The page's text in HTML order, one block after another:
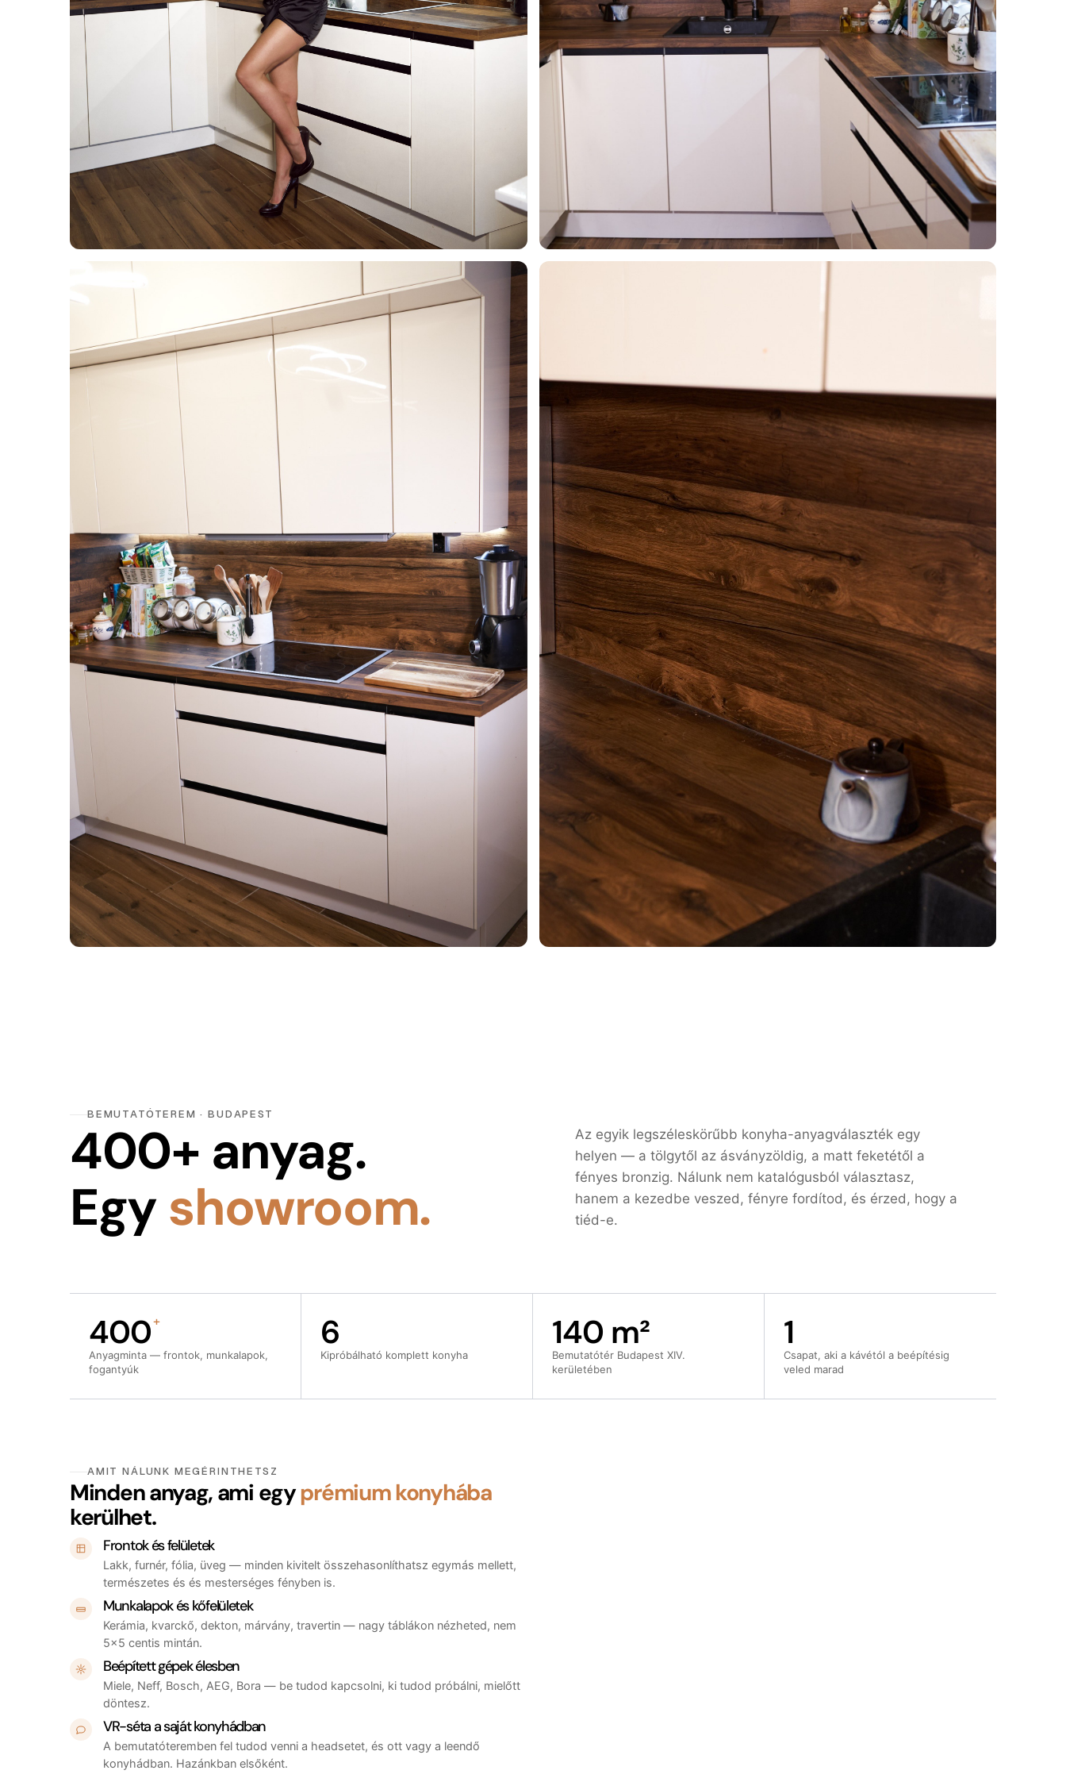
BEMUTATÓTEREM · BUDAPEST
400+ anyag.
Egy showroom.
Az egyik legszéleskörűbb konyha-anyagválaszték egy
helyen — a tölgytől az ásványzöldig, a matt feketétől a
fényes bronzig. Nálunk nem katalógusból választasz,
hanem a kezedbe veszed, fényre fordítod, és érzed, hogy a
tiéd-e.
400+
Anyagminta — frontok, munkalapok,
fogantyúk
6
Kipróbálható komplett konyha
140 m²
Bemutatótér Budapest XIV.
kerületében
1
Csapat, aki a kávétól a beépítésig
veled marad
AMIT NÁLUNK MEGÉRINTHETSZ
Minden anyag, ami egyprémium konyhába
kerülhet.
Frontok és felületek
Lakk, furnér, fólia, üveg — minden kivitelt összehasonlíthatsz egymás mellett,
természetes és és mesterséges fényben is.
Munkalapok és kőfelületek
Kerámia, kvarckő, dekton, márvány, travertin — nagy táblákon nézheted, nem
5×5 centis mintán.
Beépített gépek élesben
Miele, Neff, Bosch, AEG, Bora — be tudod kapcsolni, ki tudod próbálni, mielőtt
döntesz.
VR-séta a saját konyhádban
A bemutatóteremben fel tudod venni a headsetet, és ott vagy a leendő
konyhádban. Hazánkban elsőként.